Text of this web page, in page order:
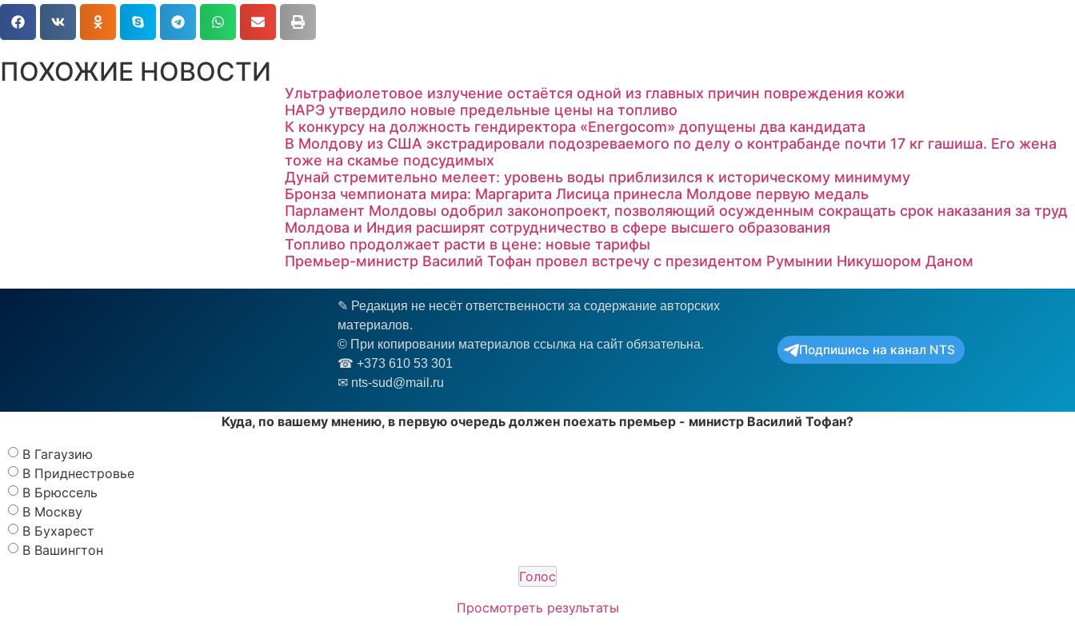
ПОХОЖИЕ НОВОСТИ
Ультрафиолетовое излучение остаётся одной из главных причин повреждения кожи
НАРЭ утвердило новые предельные цены на топливо
К конкурсу на должность гендиректора «Energocom» допущены два кандидата
В Молдову из США экстрадировали подозреваемого по делу о контрабанде почти 17 кг гашиша. Его жена
тоже на скамье подсудимых
Дунай стремительно мелеет: уровень воды приблизился к историческому минимуму
Бронза чемпионата мира: Маргарита Лисица принесла Молдове первую медаль
Парламент Молдовы одобрил законопроект, позволяющий осужденным сокращать срок наказания за труд
Молдова и Индия расширят сотрудничество в сфере высшего образования
Топливо продолжает расти в цене: новые тарифы
Премьер-министр Василий Тофан провел встречу с президентом Румынии Никушором Даном
✎ Редакция не несёт ответственности за содержание авторских
материалов.
© При копировании материалов ссылка на сайт обязательна.
☎︎ +373 610 53 301
✉ nts-sud@mail.ru
Подпишись на канал NTS
Куда, по вашему мнению, в первую очередь должен поехать премьер - министр Василий Тофан?
В Гагаузию
В Приднестровье
В Брюссель
В Москву
В Бухарест
В Вашингтон
Просмотреть результаты